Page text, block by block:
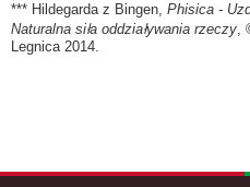
*** Hildegarda z Bingen, Phisica -
Naturalna siła oddziaływania rzeczy,
Legnica 2014.